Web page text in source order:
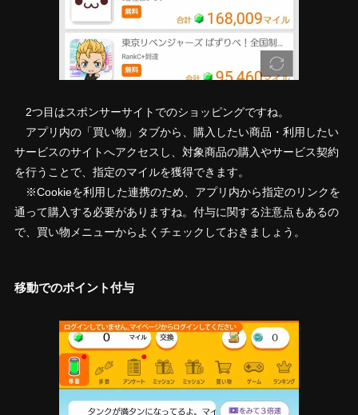
2つ目はスポンサーサイトでのショッピングですね。
アプリ内の「買い物」タブから、購入したい商品・利用したい
サービスのサイトへアクセスし、対象商品の購入やサービス契約
を行うことで、指定のマイルを獲得できます。
※Cookieを利用した連携のため、アプリ内から指定のリンクを
通って購入する必要がありますね。付与に関する注意点もあるの
で、買い物メニューからよくチェックしておきましょう。
移動でのポイント付与